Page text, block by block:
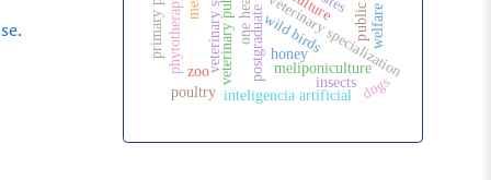
. veterinary specialization
one health
meliponiculture
wild birds
zoo
honey
inteligencia artificial
phytotherapy welfare
poultry
insects dogs